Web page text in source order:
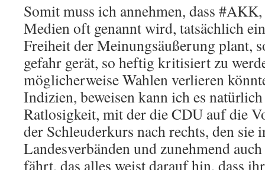
Somit muss ich annehmen, dass
Medien oft genannt wird, tatsächlich
Freiheit der Meinungsäußerung plant,
gefahr gerät, so heftig kritisiert zu
möglicherweise Wahlen verlieren
Indizien, beweisen kann ich es
Ratlosigkeit, mit der die CDU auf die
der Schleuderkurs nach rechts, den sie
Landesverbänden und zunehmend
fährt, das alles weist darauf hin, dass